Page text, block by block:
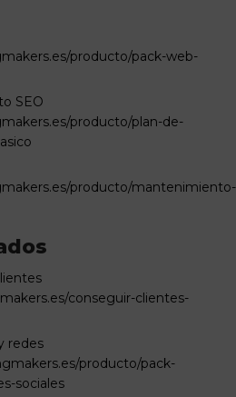
producto/pack-web-
SEO
producto/plan-de-
producto/mantenimiento-
conseguir-clientes-
redes
producto/pack-
sociales